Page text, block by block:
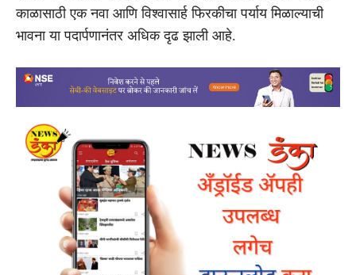
काळासाठी एक नवा आणि विश्वासार्ह फिरकीचा पर्याय मिळाल्याची
भावना या पदार्पणानंतर अधिक दृढ झाली आहे.